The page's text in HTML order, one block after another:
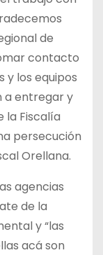
de
contacto
y los equipos
a entregar y
la Fiscalía
persecución
Orellana.
agencias
de la
y “las
acá son